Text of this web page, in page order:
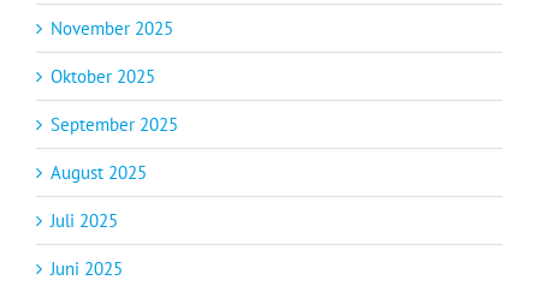
November 2025
Oktober 2025
September 2025
August 2025
Juli 2025
Juni 2025